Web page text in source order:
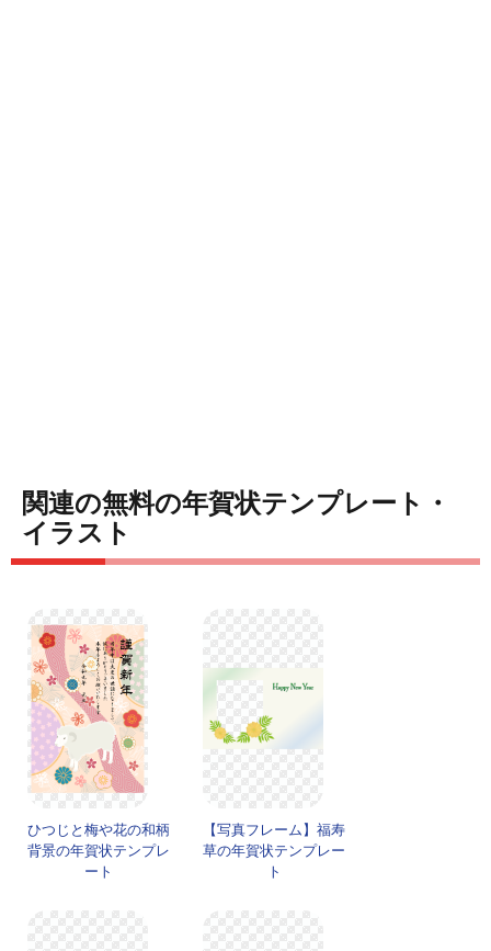
関連の無料の年賀状テンプレート・
イラスト
ひつじと梅や花の和柄
背景の年賀状テンプレ
ート
【写真フレーム】福寿
草の年賀状テンプレー
ト